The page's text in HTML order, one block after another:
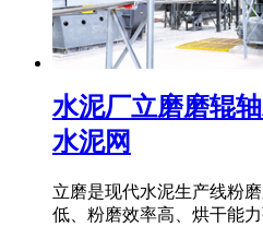
水泥厂立磨磨辊
水泥网
立磨是现代水泥生产线粉
低、粉磨效率高、烘干能